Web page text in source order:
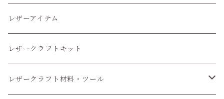
レザーアイテム
レザークラフトキット
レザークラフト材料・ツール